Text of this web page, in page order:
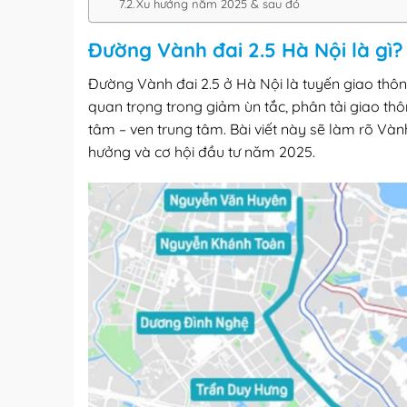
Xu hướng năm 2025 & sau đó
Đường Vành đai 2.5 Hà Nội là gì?
Đường Vành đai 2.5 ở Hà Nội là tuyến giao
quan trọng trong giảm ùn tắc, phân tải giao
tâm – ven trung tâm. Bài viết này sẽ làm rõ
hưởng và cơ hội đầu tư năm 2025.